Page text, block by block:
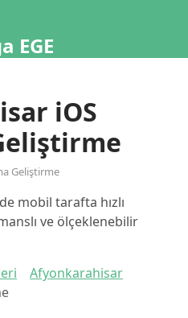
EGE
iOS
Geliştirme
mobil tarafta hızlı
ve ölçeklenebilir
Afyonkarahisar